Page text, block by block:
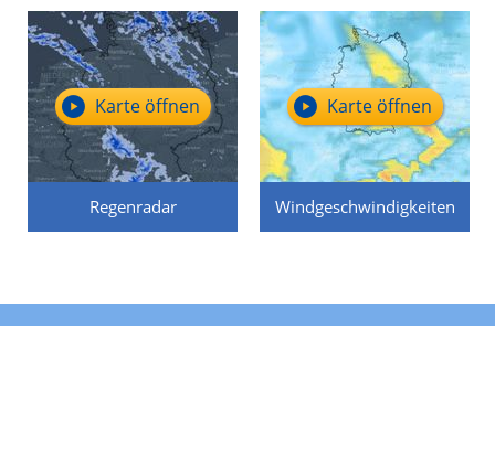
Regenradar
Karte öffnen
Windgeschwindigkeiten
Karte öffnen